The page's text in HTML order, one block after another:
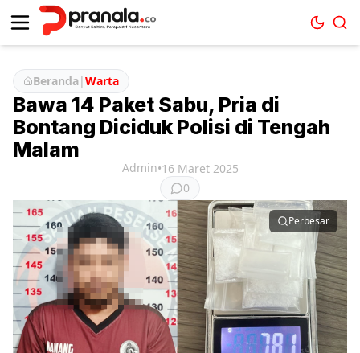
Beranda|Warta
Bawa 14 Paket Sabu, Pria di
Bontang Diciduk Polisi di Tengah
Malam
Admin•16 Maret 2025
0
Perbesar